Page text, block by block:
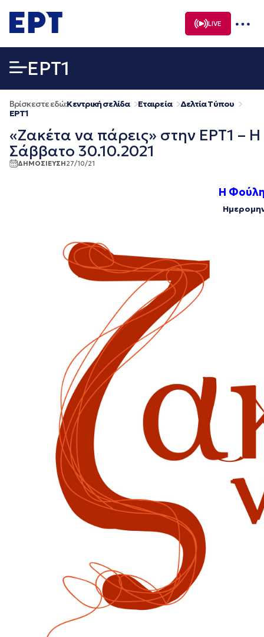
σε
περιεχόμενο
LIVE
EΡΤ1
Βρίσκεστε εδώ:Κεντρική σελίδα Εταιρεία
Δελτία Τύπου
EΡΤ1
«Ζακέτα να πάρεις» στην ΕΡΤ1 –
Σάββατο 30.10.2021
ΔΗΜΟΣΙΕΥΣΗ27/10/21
Η